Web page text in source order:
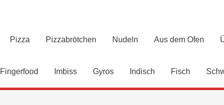
Pizza Pizzabrötchen Nudeln Aus dem Ofen
Fingerfood Imbiss Gyros Indisch Fisch